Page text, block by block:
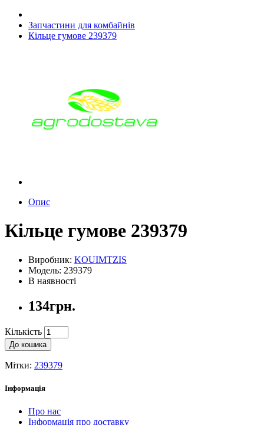
Запчастини для комбайнів
Кільце гумове 239379
Опис
Кільце гумове 239379
Виробник: KOUIMTZIS
Модель: 239379
В наявності
134грн.
Кількість
До кошика
Мітки: 239379
Інформація
Про нас
Інформація про доставку